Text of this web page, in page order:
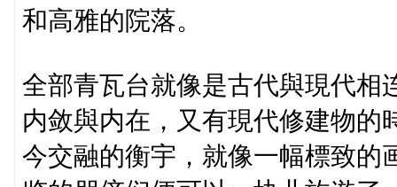
和高雅的院落。
全部青瓦台就像是古代與現代相
内敛與内在，又有現代修建物的
今交融的衡宇，就像一幅標致的